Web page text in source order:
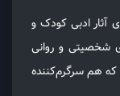
آثار ادبی کودک و
شخصیتی و روانی
که هم سرگرم‌کننده